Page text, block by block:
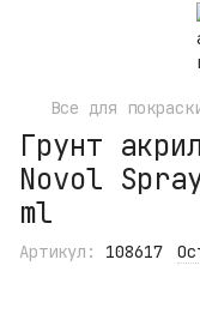
Все для
Грунт
Novol
ml
Артикул: 108617